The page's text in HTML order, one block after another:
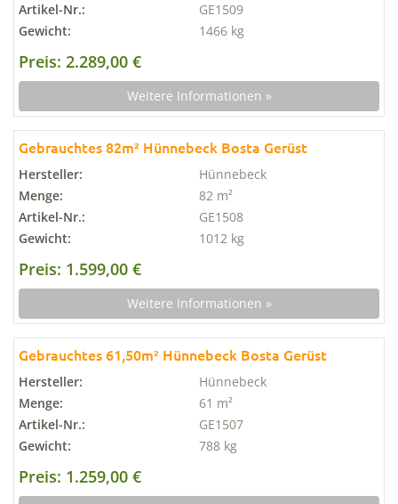
Artikel-Nr.:
GE1509
Gewicht:
1466 kg
Preis: 2.289,00 €
Weitere Informationen »
Gebrauchtes 82m² Hünnebeck Bosta Gerüst
Hersteller:
Hünnebeck
Menge:
82 m²
Artikel-Nr.:
GE1508
Gewicht:
1012 kg
Preis: 1.599,00 €
Weitere Informationen »
Gebrauchtes 61,50m² Hünnebeck Bosta Gerüst
Hersteller:
Hünnebeck
Menge:
61 m²
Artikel-Nr.:
GE1507
Gewicht:
788 kg
Preis: 1.259,00 €